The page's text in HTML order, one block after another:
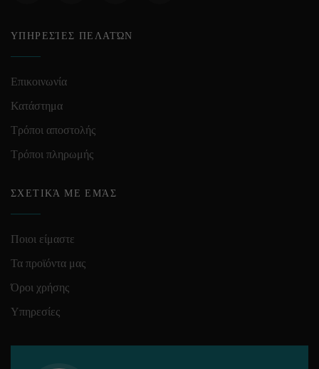
ΥΠΗΡΕΣΊΕΣ ΠΕΛΑΤΏΝ
Επικοινωνία
Κατάστημα
Τρόποι αποστολής
Τρόποι πληρωμής
ΣΧΕΤΙΚΆ ΜΕ ΕΜΆΣ
Ποιοι είμαστε
Τα προϊόντα μας
Όροι χρήσης
Υπηρεσίες